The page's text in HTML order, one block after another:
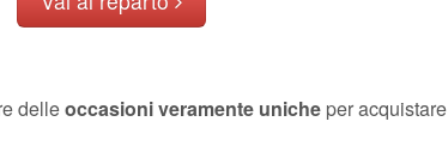
delleoccasioni veramente uniche per